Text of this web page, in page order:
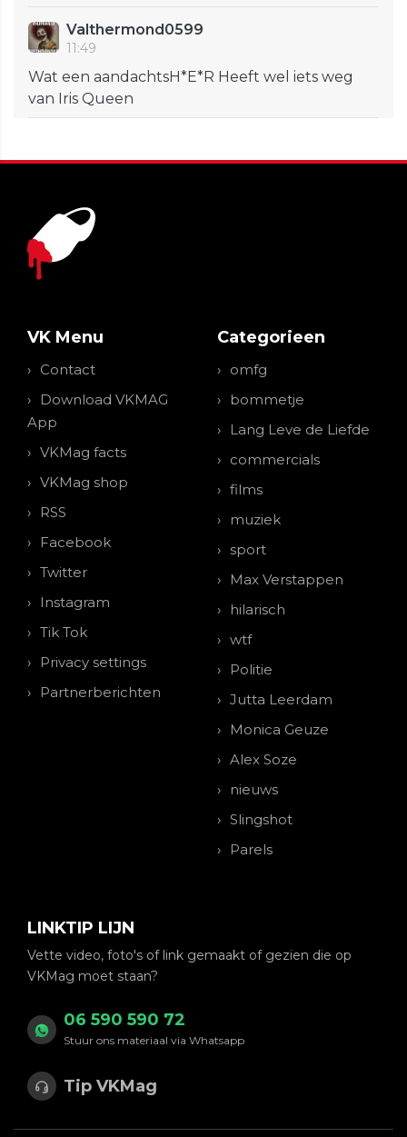
Valthermond0599
11:49
Wat een aandachtsH*E*R Heeft wel iets weg
van Iris Queen
VK Menu
Contact
Download VKMAG
App
VKMag facts
VKMag shop
RSS
Facebook
Twitter
Instagram
Tik Tok
Privacy settings
Partnerberichten
Categorieen
omfg
bommetje
Lang Leve de Liefde
commercials
films
muziek
sport
Max Verstappen
hilarisch
wtf
Politie
Jutta Leerdam
Monica Geuze
Alex Soze
nieuws
Slingshot
Parels
LINKTIP LIJN
Vette video, foto's of link gemaakt of gezien die op
VKMag moet staan?
06 590 590 72
Stuur ons materiaal via Whatsapp
Tip VKMag